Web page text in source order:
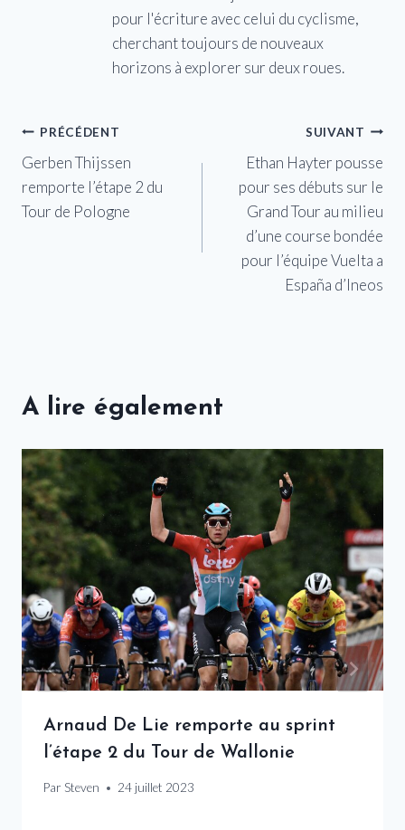
pour l'écriture avec celui du cyclisme,
cherchant toujours de nouveaux
horizons à explorer sur deux roues.
Navigation
de
l’article
PRÉCÉDENT
Gerben Thijssen
remporte l’étape 2 du
Tour de Pologne
SUIVANT
Ethan Hayter pousse
pour ses débuts sur le
Grand Tour au milieu
d’une course bondée
pour l’équipe Vuelta a
España d’Ineos
A lire également
Arnaud De Lie remporte au sprint
l’étape 2 du Tour de Wallonie
Par Steven 24 juillet 2023